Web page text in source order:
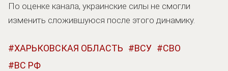
По оценке канала, украинские силы не смогли
изменить сложившуюся после этого динамику.
ХАРЬКОВСКАЯ ОБЛАСТЬ ВСУ
СВО
ВС РФ